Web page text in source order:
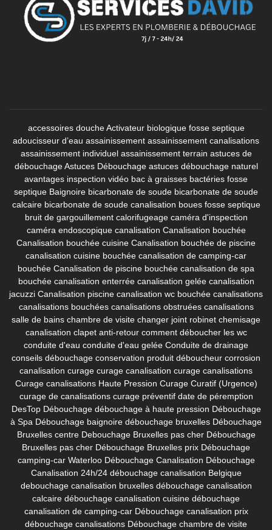
accessoires douche Activateur biologique fosse septique
adoucisseur d’eau assainissement assainissement canalisations
assainissement individuel assainissement terrain astuces de
débouchage Astuces Débouchage astuces débouchage naturel
avantages inspection vidéo bac à graisses bactéries fosse
septique Baignoire bicarbonate de soude bicarbonate de soude
calcaire bicarbonate de soude canalisation boues fosse septique
bruit de gargouillement calorifugeage caméra d'inspection
caméra endoscopique canalisation Canalisation bouchée
Canalisation bouchée cuisine Canalisation bouchée de piscine
canalisation cuisine bouchée canalisation de camping-car
bouchée Canalisation de piscine bouchée canalisation de spa
bouchée canalisation enterrée canalisation gelée canalisation
jacuzzi Canalisation piscine canalisation wc bouchée canalisations
canalisations bouchées canalisations obstruées canalisations
salle de bains chambre de visite changer joint robinet chemisage
canalisation clapet anti-retour comment déboucher les wc
conduite d'eau conduite d'eau gelée Conduite de drainage
conseils débouchage conservation produit déboucheur corrosion
canalisation curage curage canalisation curage canalisations
Curage canalisations Haute Pression Curage Curatif (Urgence)
curage de canalisations curage préventif date de péremption
DesTop Débouchage débouchage à haute pression Débouchage
à Spa Débouchage baignoire débouchage bruxelles Débouchage
Bruxelles centre Debouchage Bruxelles pas cher Débouchage
Bruxelles pas cher Débouchage Bruxelles prix Débouchage
camping-car Waterloo Débouchage Canalisation Débouchage
Canalisation 24h/24 débouchage canalisation Belgique
debouchage canalisation bruxelles débouchage canalisation
calcaire débouchage canalisation cuisine débouchage
canalisation de camping-car Débouchage canalisation prix
débouchage canalisations Débouchage chambre de visite